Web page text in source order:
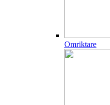
Omriktare